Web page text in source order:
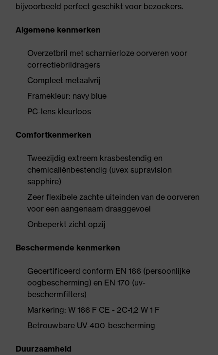
bijvoorbeeld perfect geschikt voor bezoekers.
Algemene kenmerken
Overzetbril met scharnierloze oorveren voor
correctiebrildragers
Compleet metaalvrij
Framekleur: navy blue
PC-lens kleurloos
Comfortkenmerken
Tweezijdig extreem krasbestendig en
chemicaliënbestendig (uvex supravision
sapphire)
Zeer flexibele zachte uiteinden van de oorveren
voor een aangenaam draaggevoel
Onbeperkt zicht opzij
Beschermende kenmerken
Gecertificeerd conform EN 166 (persoonlijke
oogbescherming) en EN 170 (uv-
beschermfilters)
Markering: W 166 F CE - 2C-1,2 W 1 F
Betrouwbare UV-400-bescherming
Duurzaamheid